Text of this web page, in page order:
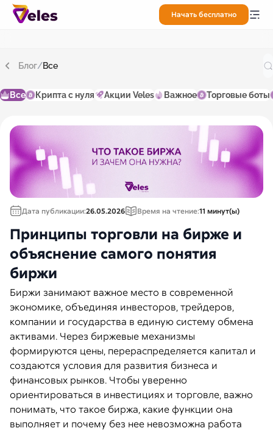
Начать бесплатно
Блог/Все
Все Крипта с нуля Акции Veles Важное Торговые боты
Дата публикации:26.05.2026 Время на чтение:11 минут(ы)
Принципы торговли на бирже и
объяснение самого понятия
биржи
Биржи занимают важное место в современной
экономике, объединяя инвесторов, трейдеров,
компании и государства в единую систему обмена
активами. Через биржевые механизмы
формируются цены, перераспределяется капитал и
создаются условия для развития бизнеса и
финансовых рынков. Чтобы уверенно
ориентироваться в инвестициях и торговле, важно
понимать, что такое биржа, какие функции она
выполняет и почему без нее невозможна работа